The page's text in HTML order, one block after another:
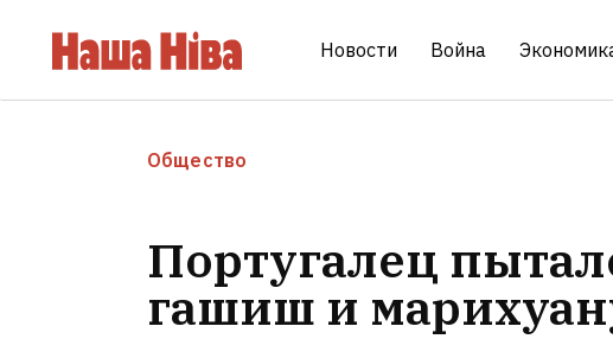
Новости Война
Общество
Португалец
гашиш и